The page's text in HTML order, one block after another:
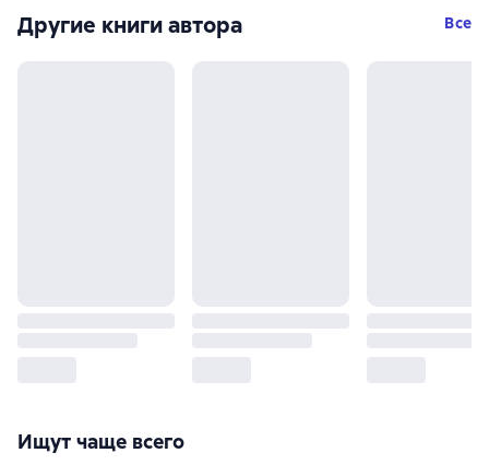
Другие книги автора Все
Ищут чаще всего